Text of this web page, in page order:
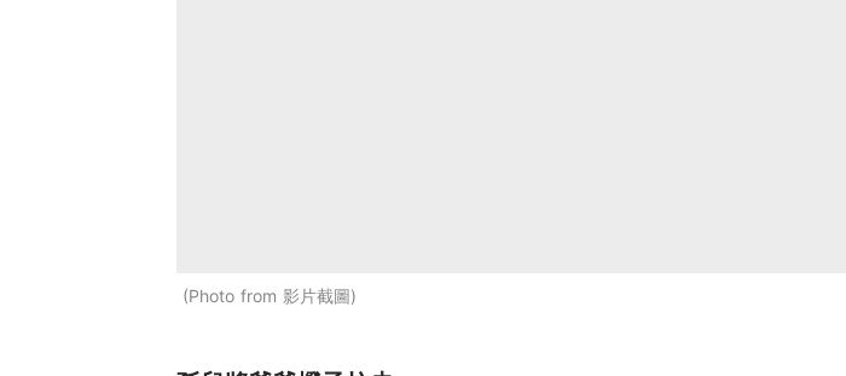
Photo from 影片截圖